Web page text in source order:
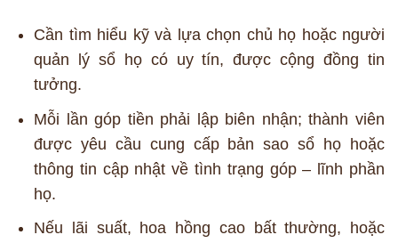
Cần tìm hiểu kỹ và lựa chọn chủ họ hoặc người
quản lý sổ họ có uy tín, được cộng đồng tin
tưởng.
Mỗi lần góp tiền phải lập biên nhận; thành viên
được yêu cầu cung cấp bản sao sổ họ hoặc
thông tin cập nhật về tình trạng góp – lĩnh phần
họ.
Nếu lãi suất, hoa hồng cao bất thường, hoặc